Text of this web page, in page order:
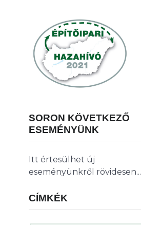
SORON KÖVETKEZŐ
ESEMÉNYÜNK
Itt értesülhet új
eseményünkről rövidesen...
CÍMKÉK